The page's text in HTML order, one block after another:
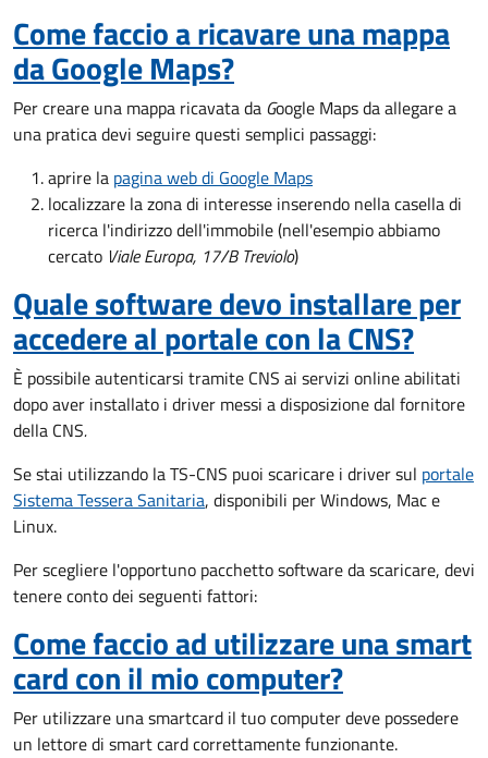
Come faccio a ricavare una mappa
da Google Maps?
Per creare una mappa ricavata da Google Maps da allegare a
una pratica devi seguire questi semplici passaggi:
aprire la pagina web di Google Maps
localizzare la zona di interesse inserendo nella casella di
ricerca l'indirizzo dell'immobile (nell'esempio abbiamo
cercato Viale Europa, 17/B Treviolo)
Quale software devo installare per
accedere al portale con la CNS?
È possibile autenticarsi tramite CNS ai servizi online abilitati
dopo aver installato i driver messi a disposizione dal fornitore
della CNS.
Se stai utilizzando la TS-CNS puoi scaricare i driver sul portale
Sistema Tessera Sanitaria, disponibili per Windows, Mac e
Linux.
Per scegliere l'opportuno pacchetto software da scaricare, devi
tenere conto dei seguenti fattori:
Come faccio ad utilizzare una smart
card con il mio computer?
Per utilizzare una smartcard il tuo computer deve possedere
un lettore di smart card correttamente funzionante.